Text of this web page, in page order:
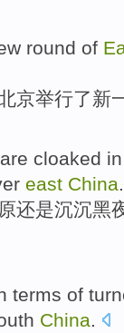
round of
京举行了新
are cloaked
east China.
还是沉沉黑
terms of
China.